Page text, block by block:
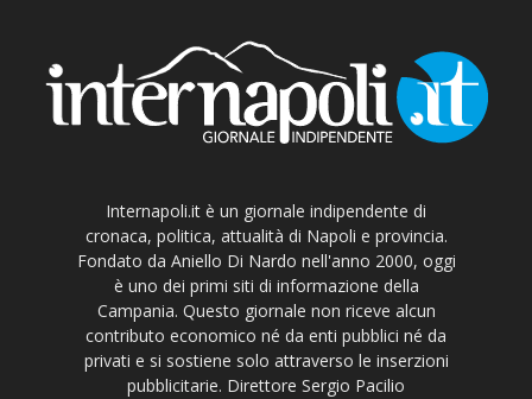
Internapoli.it è un giornale indipendente di
cronaca, politica, attualità di Napoli e provincia.
Fondato da Aniello Di Nardo nell'anno 2000, oggi
è uno dei primi siti di informazione della
Campania. Questo giornale non riceve alcun
contributo economico né da enti pubblici né da
privati e si sostiene solo attraverso le inserzioni
pubblicitarie. Direttore Sergio Pacilio